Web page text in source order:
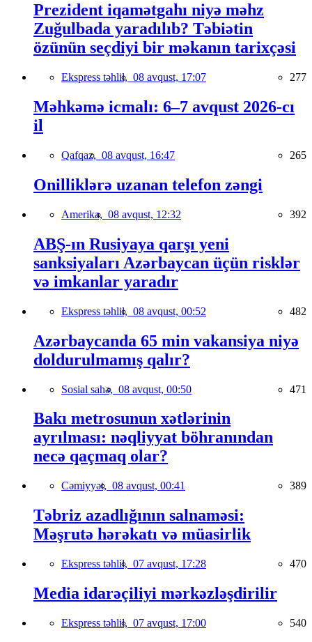
Prezident iqamətgahı niyə məhz
Zuğulbada yaradılıb? Təbiətin
özünün seçdiyi bir məkanın tarixçəsi
Ekspress təhlil, 08 avqust, 17:07 277
Məhkəmə icmalı: 6–7 avqust 2026-cı
il
Qafqaz, 08 avqust, 16:47 265
Onilliklərə uzanan telefon zəngi
Amerika, 08 avqust, 12:32 392
ABŞ-ın Rusiyaya qarşı yeni
sanksiyaları Azərbaycan üçün risklər
və imkanlar yaradır
Ekspress təhlil, 08 avqust, 00:52 482
Azərbaycanda 65 min vakansiya niyə
doldurulmamış qalır?
Sosial sahə, 08 avqust, 00:50 471
Bakı metrosunun xətlərinin
ayrılması: nəqliyyat böhranından
necə qaçmaq olar?
Cəmiyyət, 08 avqust, 00:41 389
Təbriz azadlığının salnaməsi:
Məşrutə hərəkatı və müasirlik
Ekspress təhlil, 07 avqust, 17:28 470
Media idarəçiliyi mərkəzləşdirilir
Ekspress təhlil, 07 avqust, 17:00 540